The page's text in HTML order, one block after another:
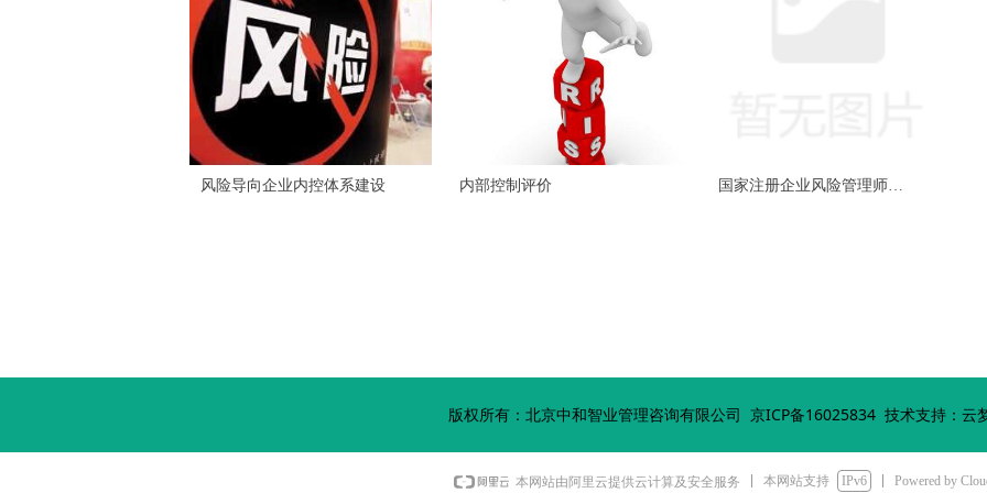
风险导向企业内控体系建设 内部控制评价
国家注册企业风险管理师
版权所有：北京中和智业管理咨询有限公司 京ICP备16025834 技术支持：云
本网站由阿里云提供云计算及安全服务 本网站支持 IPv6 Powered by